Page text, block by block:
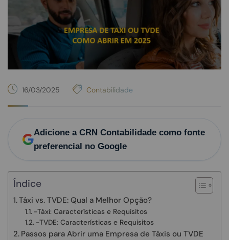
16/03/2025 Contabilidade
Adicione a CRN Contabilidade como fonte
preferencial no Google
Índice
Táxi vs. TVDE: Qual a Melhor Opção?
-Táxi: Características e Requisitos
-TVDE: Características e Requisitos
Passos para Abrir uma Empresa de Táxis ou TVDE